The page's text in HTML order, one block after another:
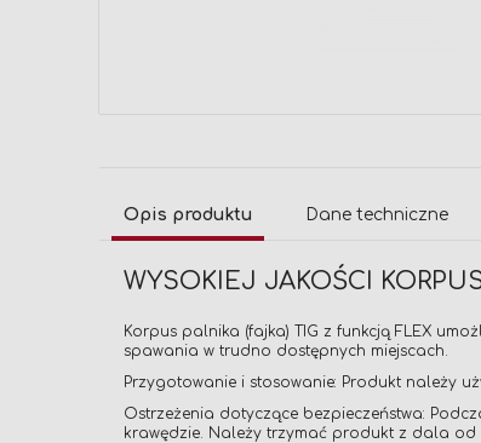
Opis produktu
WYSOKIEJ JAKOŚCI
Korpus palnika (fajka) TIG z funkcją FLEX
spawania w trudno dostępnych miejscach.
Przygotowanie i stosowanie: Produkt należy
Ostrzeżenia dotyczące bezpieczeństwa:
krawędzie. Należy trzymać produkt z dala od
Dane techniczne